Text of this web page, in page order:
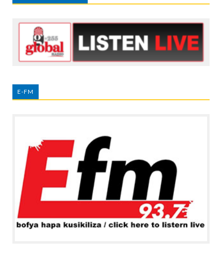
E-FM